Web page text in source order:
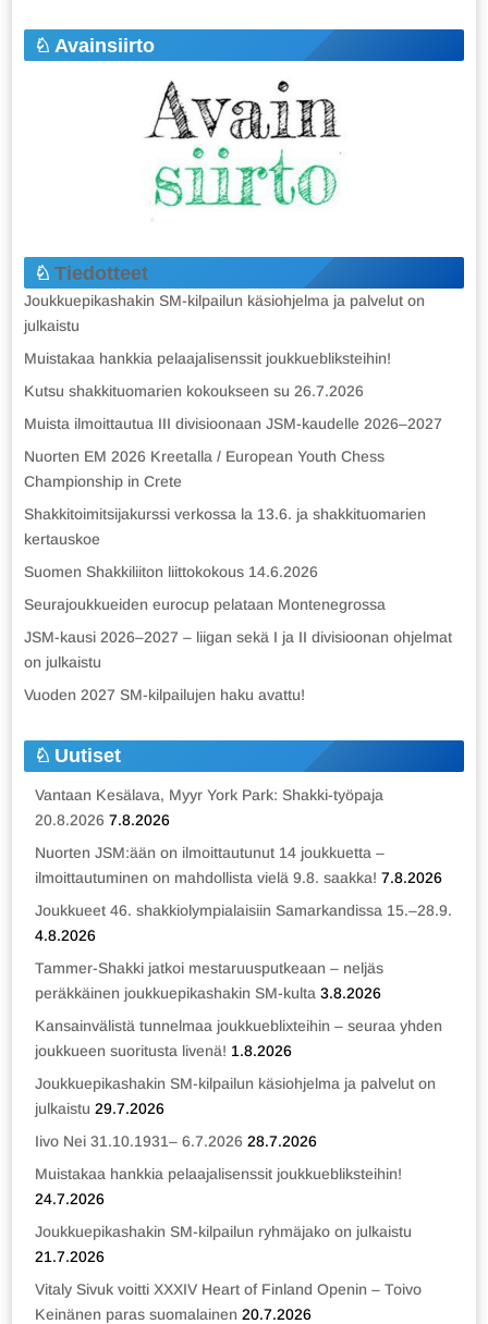
Avainsiirto
Tiedotteet
Joukkuepikashakin SM-kilpailun käsiohjelma ja palvelut on
julkaistu
Muistakaa hankkia pelaajalisenssit joukkuebliksteihin!
Kutsu shakkituomarien kokoukseen su 26.7.2026
Muista ilmoittautua III divisioonaan JSM-kaudelle 2026–2027
Nuorten EM 2026 Kreetalla / European Youth Chess
Championship in Crete
Shakkitoimitsijakurssi verkossa la 13.6. ja shakkituomarien
kertauskoe
Suomen Shakkiliiton liittokokous 14.6.2026
Seurajoukkueiden eurocup pelataan Montenegrossa
JSM-kausi 2026–2027 – liigan sekä I ja II divisioonan ohjelmat
on julkaistu
Vuoden 2027 SM-kilpailujen haku avattu!
Uutiset
Vantaan Kesälava, Myyr York Park: Shakki-työpaja
20.8.2026 7.8.2026
Nuorten JSM:ään on ilmoittautunut 14 joukkuetta –
ilmoittautuminen on mahdollista vielä 9.8. saakka! 7.8.2026
Joukkueet 46. shakkiolympialaisiin Samarkandissa 15.–28.9.
4.8.2026
Tammer-Shakki jatkoi mestaruusputkeaan – neljäs
peräkkäinen joukkuepikashakin SM-kulta 3.8.2026
Kansainvälistä tunnelmaa joukkueblixteihin – seuraa yhden
joukkueen suoritusta livenä! 1.8.2026
Joukkuepikashakin SM-kilpailun käsiohjelma ja palvelut on
julkaistu 29.7.2026
Iivo Nei 31.10.1931– 6.7.2026 28.7.2026
Muistakaa hankkia pelaajalisenssit joukkuebliksteihin!
24.7.2026
Joukkuepikashakin SM-kilpailun ryhmäjako on julkaistu
21.7.2026
Vitaly Sivuk voitti XXXIV Heart of Finland Openin – Toivo
Keinänen paras suomalainen 20.7.2026